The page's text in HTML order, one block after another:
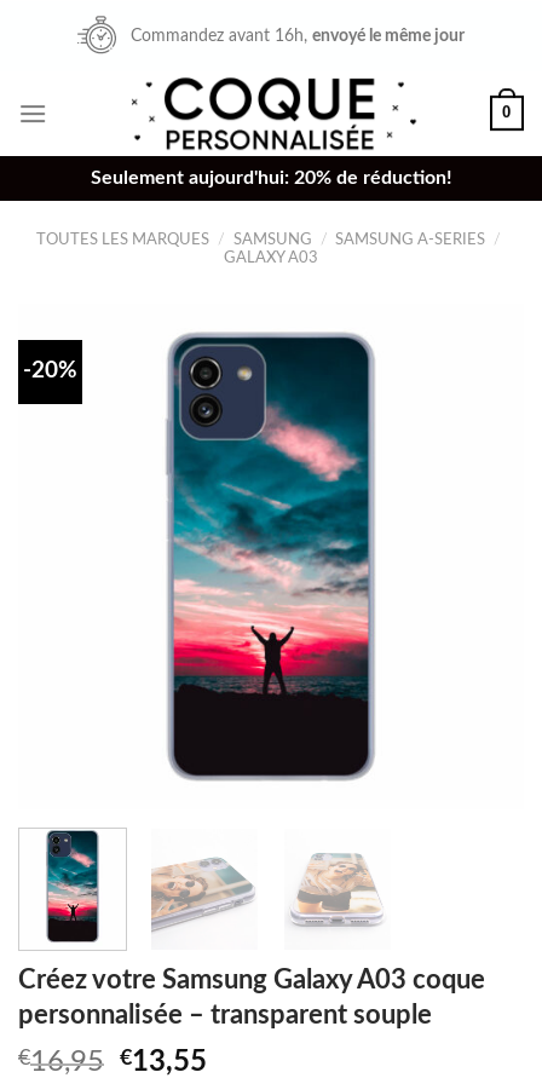
Commandez avant 16h,envoyé le même jour
0
Seulement aujourd'hui: 20% de réduction!
TOUTES LES MARQUES / SAMSUNG / SAMSUNG A-SERIES
/
GALAXY A03
-20%
Créez votre Samsung Galaxy A03 coque
personnalisée – transparent souple
€16,95 Original
€13,55